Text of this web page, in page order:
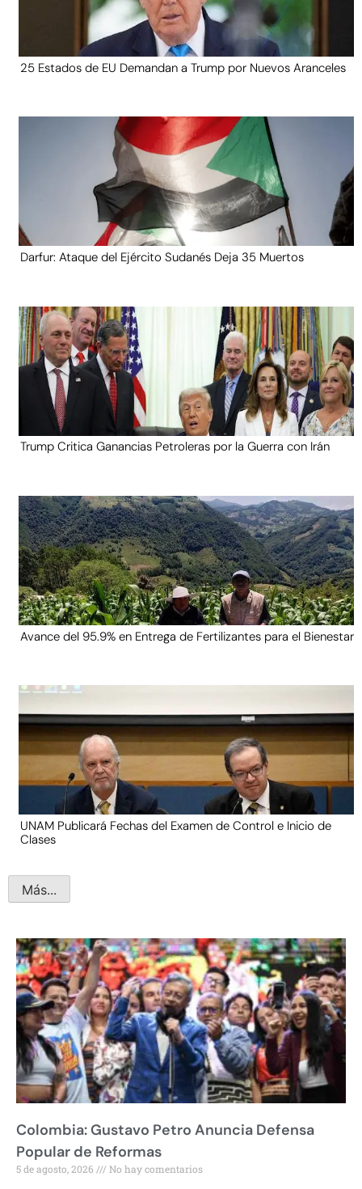
25 Estados de EU Demandan a Trump por Nuevos Aranceles
Darfur: Ataque del Ejército Sudanés Deja 35 Muertos
Trump Critica Ganancias Petroleras por la Guerra con Irán
Avance del 95.9% en Entrega de Fertilizantes para el Bienestar
UNAM Publicará Fechas del Examen de Control e Inicio de
Clases
Más...
Colombia: Gustavo Petro Anuncia Defensa
Popular de Reformas
5 de agosto, 2026 No hay comentarios